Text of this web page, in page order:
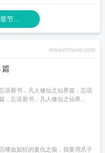
节...
www.hmwxw.com
语新书，凡人修仙之仙界篇，忘语
，忘语新书，凡人修仙之仙界...
嗜血如狂的复仇之狼，我要用爪子